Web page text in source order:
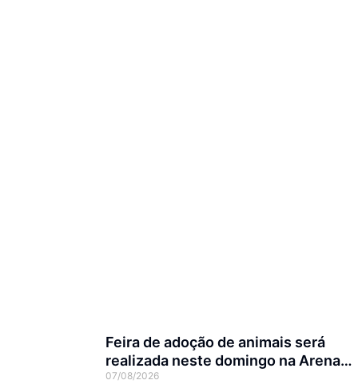
Feira de adoção de animais será
realizada neste domingo na Arena
Joinville
07/08/2026